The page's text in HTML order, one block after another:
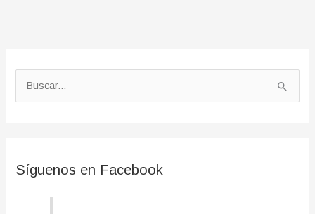
u
Síguenos en Facebook